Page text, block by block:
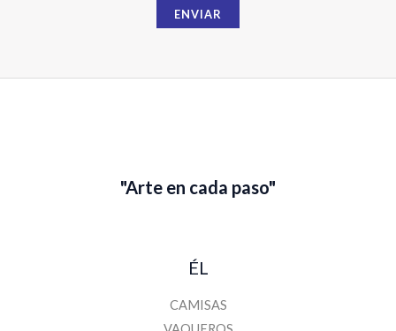
r
m
ENVIAR
"Arte en cada paso"
ÉL
CAMISAS